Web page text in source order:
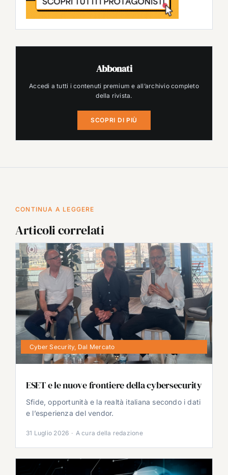
Abbonati
Accedi a tutti i contenuti premium e all’archivio completo
della rivista.
SCOPRI DI PIÙ
CONTINUA A LEGGERE
Articoli correlati
Cyber Security, Dal Mercato
ESET e le nuove frontiere della cybersecurity
Sfide, opportunità e la realtà italiana secondo i dati
e l’esperienza del vendor.
31 Luglio 2026 · A cura della redazione